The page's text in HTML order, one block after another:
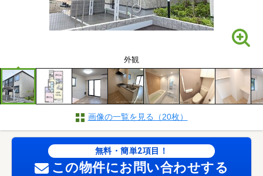
外観
画像の一覧を見る（20枚）
無料・簡単2項目！
この物件にお問い合わせする